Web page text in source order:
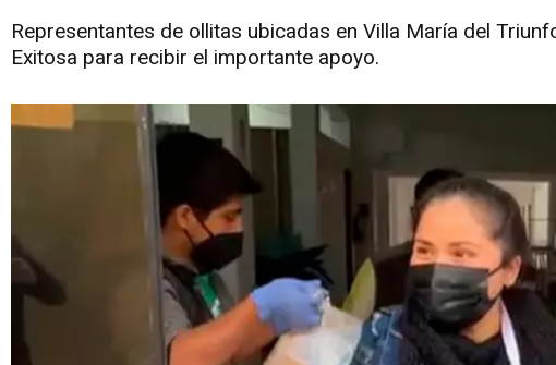
Representantes de ollitas ubicadas en Villa María del
Exitosa para recibir el importante apoyo.